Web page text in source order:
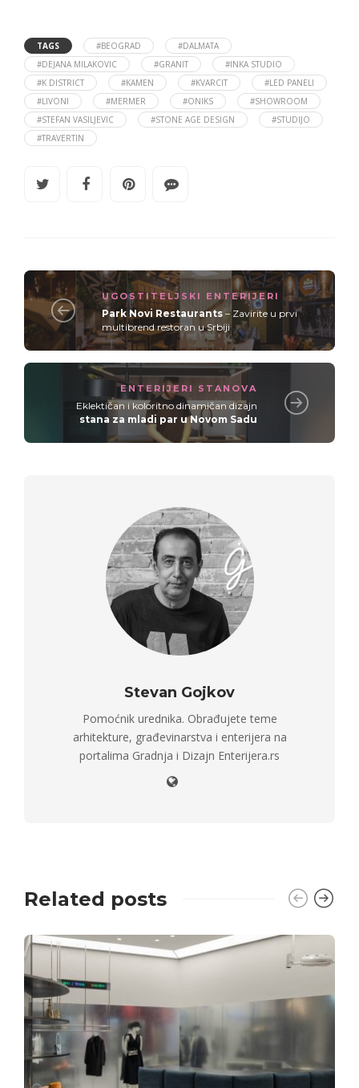
TAGS #BEOGRAD
#DALMATA
#DEJANA MILAKOVIC
#GRANIT
#INKA STUDIO
#K DISTRICT
#KAMEN #KVARCIT
#LED PANELI
#LIVONI
#MERMER #ONIKS
#SHOWROOM
#STEFAN VASILJEVIC
#STONE AGE DESIGN
#STUDIJO
#TRAVERTIN
UGOSTITELJSKI ENTERIJERI
Park Novi Restaurants – Zavirite u prvi
multibrend restoran u Srbiji
ENTERIJERI STANOVA
Eklektičan i koloritno dinamičan dizajn
stana za mladi par u Novom Sadu
Stevan Gojkov
Pomoćnik urednika. Obrađujete teme
arhitekture, građevinarstva i enterijera na
portalima Gradnja i Dizajn Enterijera.rs
Related posts